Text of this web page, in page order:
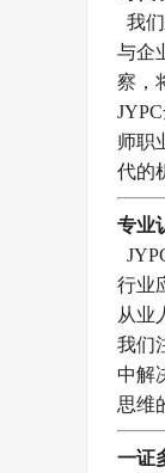
我
与企
察，
师职
代的
专业
行业
从业
我们
中解
思维
一证